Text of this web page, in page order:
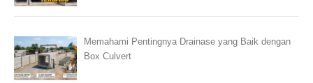
Memahami Pentingnya Drainase yang Baik dengan
Box Culvert